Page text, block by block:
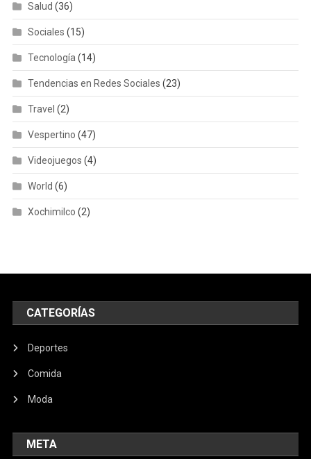
Salud (36)
Sociales (15)
Tecnología (14)
Tendencias en Redes Sociales (23)
Travel (2)
Vespertino (47)
Videojuegos (4)
World (6)
Xochimilco (2)
CATEGORÍAS
Deportes
Comida
Moda
META